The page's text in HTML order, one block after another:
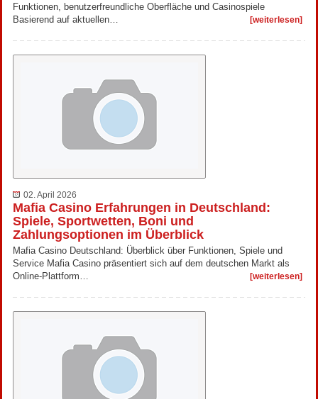
Funktionen, benutzerfreundliche Oberfläche und Casinospiele
Basierend auf aktuellen…
[weiterlesen]
02. April 2026
Mafia Casino Erfahrungen in Deutschland:
Spiele, Sportwetten, Boni und
Zahlungsoptionen im Überblick
Mafia Casino Deutschland: Überblick über Funktionen, Spiele und
Service Mafia Casino präsentiert sich auf dem deutschen Markt als
Online-Plattform…
[weiterlesen]